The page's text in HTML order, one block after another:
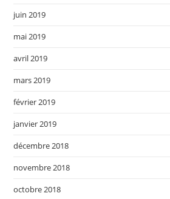
juin 2019
mai 2019
avril 2019
mars 2019
février 2019
janvier 2019
décembre 2018
novembre 2018
octobre 2018